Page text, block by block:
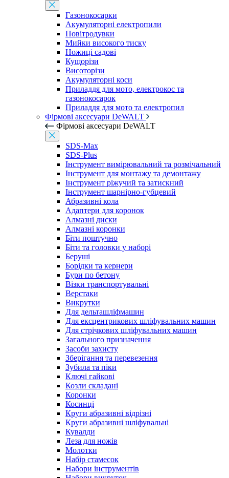
Газонокосарки
Акумуляторні електропили
Повітродувки
Мийки високого тиску
Ножиці садові
Кущорізи
Висоторізи
Акумуляторні коси
Приладдя для мото, електрокос та
газонокосарок
Приладдя для мото та електропил
Фірмові аксесуари DeWALT
Фірмові аксесуари DeWALT
SDS-Max
SDS-Plus
Інструмент вимірювальний та розмічальний
Інструмент для монтажу та демонтажу
Інструмент ріжучий та затискний
Інструмент шарнірно-губцевий
Абразивні кола
Адаптери для коронок
Алмазні диски
Алмазні коронки
Біти поштучно
Біти та головки у наборі
Беруші
Борідки та кернери
Бури по бетону
Візки транспортувальні
Верстаки
Викрутки
Для дельташліфмашин
Для ексцентрикових шліфувальних машин
Для стрічкових шліфувальних машин
Загального призначення
Засоби захисту
Зберігання та перевезення
Зубила та піки
Ключі гайкові
Козли складані
Коронки
Косинці
Круги абразивні відрізні
Круги абразивні шліфувальні
Кувалди
Леза для ножів
Молотки
Набір стамесок
Набори інструментів